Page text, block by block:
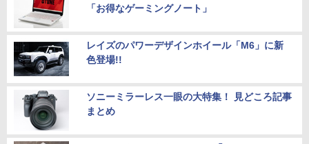
「お得なゲーミングノート」
レイズのパワーデザインホイール「M6」に新
色登場!!
ソニーミラーレス一眼の大特集！ 見どころ記事
まとめ